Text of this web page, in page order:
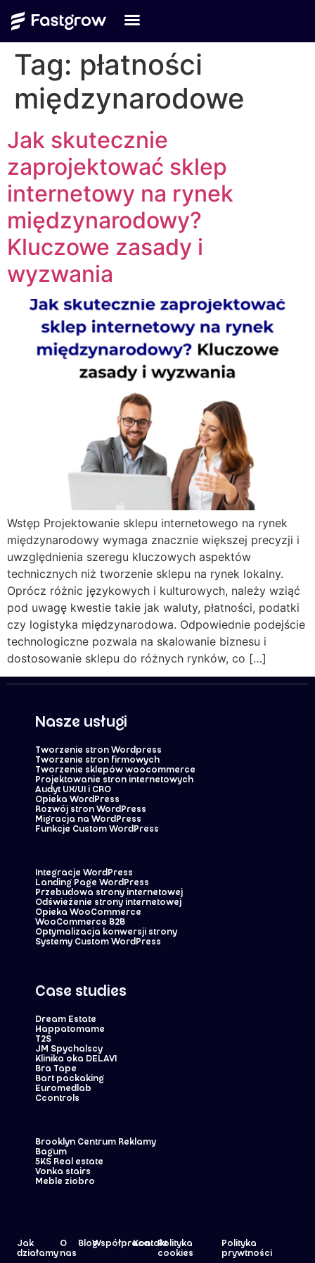
Tag: płatności
międzynarodowe
Jak skutecznie
zaprojektować sklep
internetowy na rynek
międzynarodowy?
Kluczowe zasady i
wyzwania
Wstęp Projektowanie sklepu internetowego na rynek
międzynarodowy wymaga znacznie większej precyzji i
uwzględnienia szeregu kluczowych aspektów
technicznych niż tworzenie sklepu na rynek lokalny.
Oprócz różnic językowych i kulturowych, należy wziąć
pod uwagę kwestie takie jak waluty, płatności, podatki
czy logistyka międzynarodowa. Odpowiednie podejście
technologiczne pozwala na skalowanie biznesu i
dostosowanie sklepu do różnych rynków, co […]
Nasze usługi
Tworzenie stron Wordpress
Tworzenie stron firmowych
Tworzenie sklepów woocommerce
Projektowanie stron internetowych
Audyt UX/UI i CRO
Opieka WordPress
Rozwój stron WordPress
Migracja na WordPress
Funkcje Custom WordPress
Integracje WordPress
Landing Page WordPress
Przebudowa strony internetowej
Odświeżenie strony internetowej
Opieka WooCommerce
WooCommerce B2B
Optymalizacja konwersji strony
Systemy Custom WordPress
Case studies
Dream Estate
Happatomame
T2S
JM Spychalscy
Klinika oka DELAVI
Bra Tape
Bart packaking
Euromedlab
Ccontrols
Brooklyn Centrum Reklamy
Bagum
5KS Real estate
Vonka stairs
Meble ziobro
Jak
działamy
O
nas
BlogWspółpracaKontaktPolityka
cookies
Polityka
prywtności